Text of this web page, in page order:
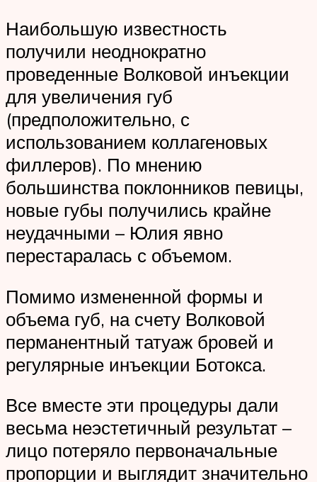
Наибольшую известность
получили неоднократно
проведенные Волковой инъекции
для увеличения губ
(предположительно, с
использованием коллагеновых
филлеров). По мнению
большинства поклонников певицы,
новые губы получились крайне
неудачными – Юлия явно
перестаралась с объемом.
Помимо измененной формы и
объема губ, на счету Волковой
перманентный татуаж бровей и
регулярные инъекции Ботокса.
Все вместе эти процедуры дали
весьма неэстетичный результат –
лицо потеряло первоначальные
пропорции и выглядит значительно